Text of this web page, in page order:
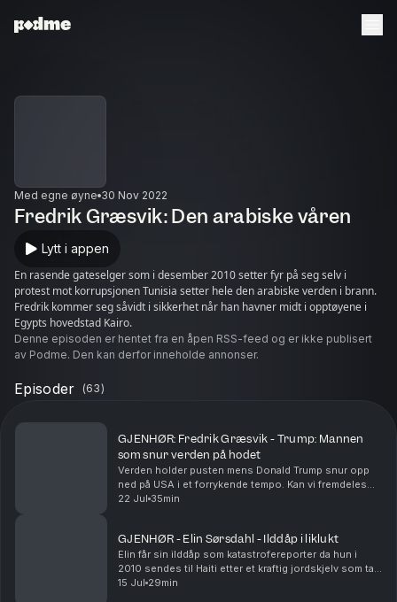
Med egne øyne 30 Nov 2022
Fredrik Græsvik: Den arabiske våren
Lytt i appen
En rasende gateselger som i desember 2010 setter fyr på seg selv i
protest mot korrupsjonen Tunisia setter hele den arabiske verden i brann.
Fredrik kommer seg såvidt i sikkerhet når han havner midt i opptøyene i
Egypts hovedstad Kairo.
Denne episoden er hentet fra en åpen RSS-feed og er ikke publisert
av Podme. Den kan derfor inneholde annonser.
Episoder (63)
GJENHØR: Fredrik Græsvik - Trump: Mannen
som snur verden på hodet
Verden holder pusten mens Donald Trump snur opp
ned på USA i et forrykende tempo. Kan vi fremdeles
stole på USA som vår nærmeste og viktigste allierte?
22 Jul 35min
GJENHØR - Elin Sørsdahl - Ilddåp i liklukt
Elin får sin ilddåp som katastrofereporter da hun i
2010 sendes til Haiti etter et kraftig jordskjelv som tar
livet av rundt 200.000 mennesker. Vel hjemme i New
15 Jul 29min